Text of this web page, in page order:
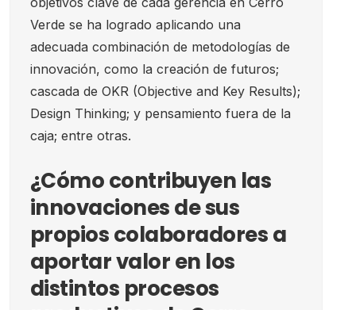
Verde se ha logrado aplicando una
adecuada combinación de metodologías de
innovación, como la creación de futuros;
cascada de OKR (Objective and Key Results);
Design Thinking; y pensamiento fuera de la
caja; entre otras.
¿Cómo contribuyen las
innovaciones de sus
propios colaboradores a
aportar valor en los
distintos procesos